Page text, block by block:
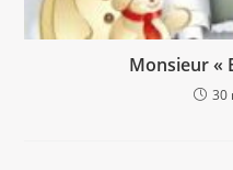
Monsieur «
30